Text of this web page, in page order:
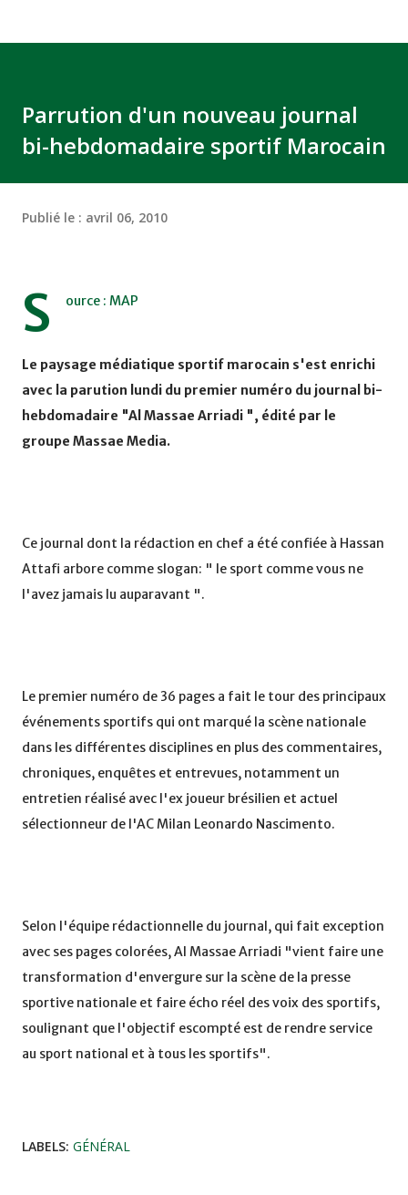
Parrution d'un nouveau journal
bi-hebdomadaire sportif Marocain
Publié le : avril 06, 2010
S ource : MAP
Le paysage médiatique sportif marocain s'est enrichi
avec la parution lundi du premier numéro du journal bi-
hebdomadaire "Al Massae Arriadi ", édité par le
groupe Massae Media.
Ce journal dont la rédaction en chef a été confiée à Hassan
Attafi arbore comme slogan: " le sport comme vous ne
l'avez jamais lu auparavant ".
Le premier numéro de 36 pages a fait le tour des principaux
événements sportifs qui ont marqué la scène nationale
dans les différentes disciplines en plus des commentaires,
chroniques, enquêtes et entrevues, notamment un
entretien réalisé avec l'ex joueur brésilien et actuel
sélectionneur de l'AC Milan Leonardo Nascimento.
Selon l'équipe rédactionnelle du journal, qui fait exception
avec ses pages colorées, Al Massae Arriadi "vient faire une
transformation d'envergure sur la scène de la presse
sportive nationale et faire écho réel des voix des sportifs,
soulignant que l'objectif escompté est de rendre service
au sport national et à tous les sportifs".
LABELS: GÉNÉRAL